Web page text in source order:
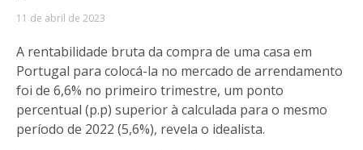
11 de abril de 2023
A rentabilidade bruta da compra de uma casa em
Portugal para colocá-la no mercado de arrendamento
foi de 6,6% no primeiro trimestre, um ponto
percentual (p.p) superior à calculada para o mesmo
período de 2022 (5,6%), revela o idealista.